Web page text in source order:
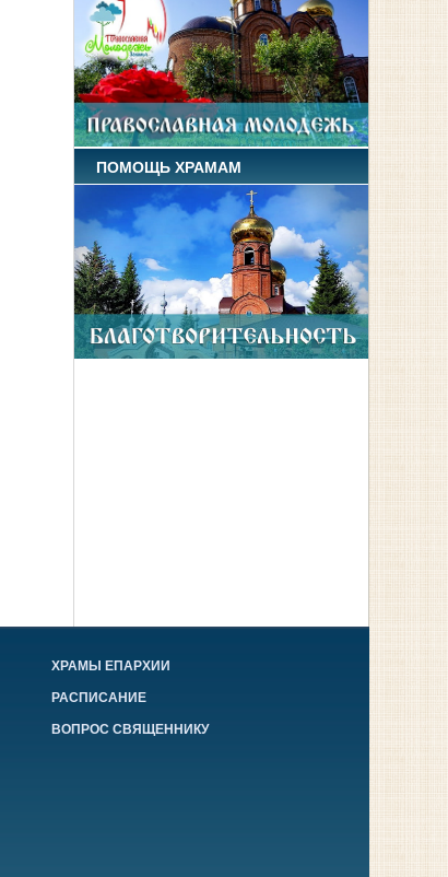
ПОМОЩЬ ХРАМАМ
ХРАМЫ ЕПАРХИИ
РАСПИСАНИЕ
ВОПРОС СВЯЩЕННИКУ